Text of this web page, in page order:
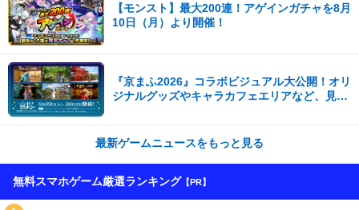
【モンスト】最大200連！アゲインガチャを8月
10日（月）より開催！
『京まふ2026』コラボビジュアル大公開！オリ
ジナルグッズやキャラカフェエリアなど、見ど
最新ゲームニュースをもっと見る
無料スマホゲーム厳選ランキング 【PR】